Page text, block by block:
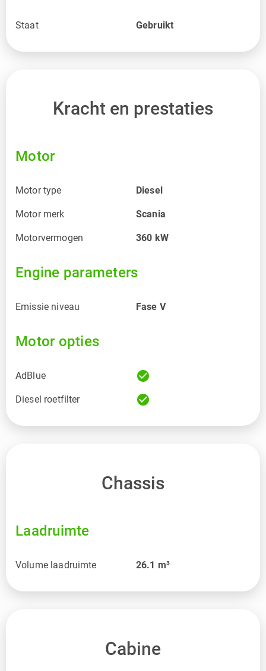
Staat Gebruikt
Kracht en prestaties
Motor
Motor type Diesel
Motor merk Scania
Motorvermogen 360 kW
Engine parameters
Emissie niveau Fase V
Motor opties
AdBlue check_circle
Diesel roetfilter check_circle
Chassis
Laadruimte
Volume laadruimte 26.1 m³
Cabine